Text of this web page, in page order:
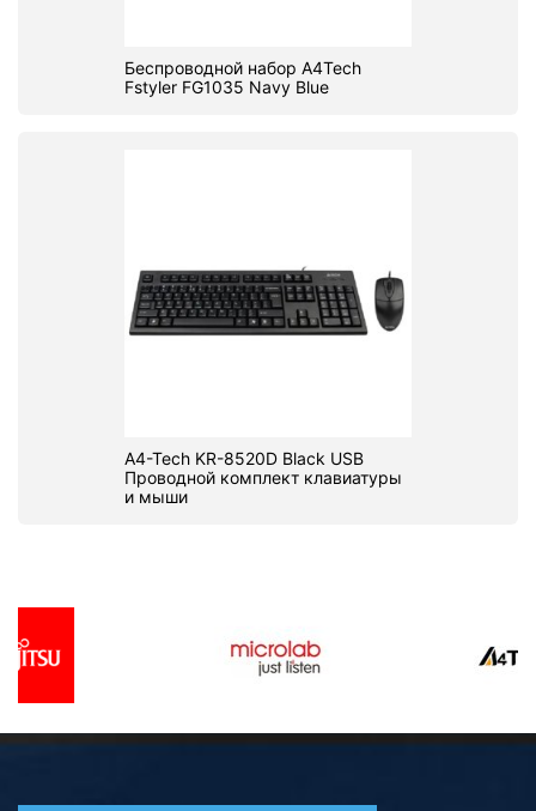
Беспроводной набор A4Tech
Fstyler FG1035 Navy Blue
A4-Tech KR-8520D Black USB
Проводной комплект клавиатуры
и мыши